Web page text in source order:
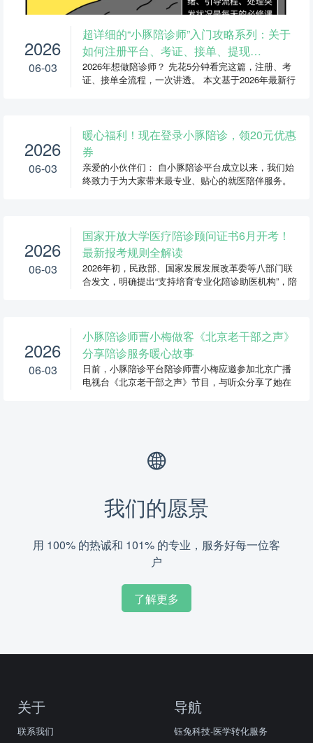
2026
06-03
超详细的“小豚陪诊师”入门攻略系列：关于
如何注册平台、考证、接单、提现…
2026年想做陪诊师？ 先花5分钟看完这篇，注册、考
证、接单全流程，一次讲透。 本文基于2026年最新行
2026
06-03
暖心福利！现在登录小豚陪诊，领20元优惠
券
亲爱的小伙伴们： 自小豚陪诊平台成立以来，我们始
终致力于为大家带来最专业、贴心的就医陪伴服务。
2026
06-03
国家开放大学医疗陪诊顾问证书6月开考！
最新报考规则全解读
2026年初，民政部、国家发展发展改革委等八部门联
合发文，明确提出“支持培育专业化陪诊助医机构”，陪
2026
06-03
小豚陪诊师曹小梅做客《北京老干部之声》
分享陪诊服务暖心故事
日前，小豚陪诊平台陪诊师曹小梅应邀参加北京广播
电视台《北京老干部之声》节目，与听众分享了她在
我们的愿景
用 100% 的热诚和 101% 的专业，服务好每一位客
户
了解更多
关于
联系我们
导航
钰兔科技-医学转化服务